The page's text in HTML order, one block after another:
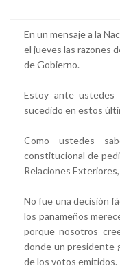
En un mensaje a la
el jueves las razones
de Gobierno.
Estoy ante ustedes
sucedido en estos
Como ustedes
constitucional de
Relaciones
No fue una decisión
los panameños
porque nosotros
donde un presidente
de los votos emitidos.